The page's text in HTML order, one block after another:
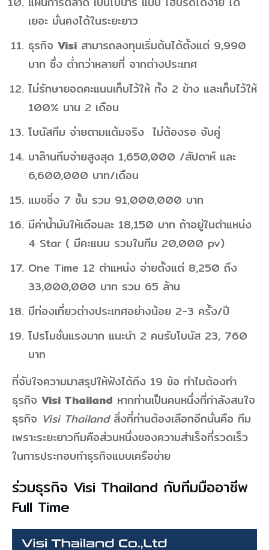
เยอะ มั่นคงได้ในระยะยาว
ธุรกิจ Visi สามารถลงทุนเริ่มต้นได้ตั้งแต่ 9,990
บาท ซึ่ง ต่ำกว่าหลายที่ จากต่างประเทศ
ไม่รักษายอดคะแนนเก็บไว้ให้ ทั้ง 2 ข้าง และเก็บไว้ให้
100% นาน 2 เดือน
โบนัสทีม จ่ายตามแต้มจริง ไม่ต้องรอ จับคู่
บาล๊านทีมจ่ายสูงสุด 1,650,000 /สัปดาห์​ และ​
6,600,000 บาท/เดือน
แมชชิ่ง 7 ชั้น​ รวม​ 91,000,000 บาท
มีค่าน้ำมันให้เดือนละ 18,150 บาท ถ้าอยู่ในตำแหน่ง
4 Star ( มีคะแนน รวมในทีม 20,000 pv)
One Time 12 ตำแหน่ง​ จ่ายตั้งแต่ 8,250 ถึง
33,000,000 บาท​ รวม​ 65 ล้าน​
มีท่องเที่ยวต่างประเทศอย่างน้อย 2-3 ครั้ง/ปี
โปรโมชั่นแรงมาก แนะนำ 2 คนรับโบนัส 23, 760
บาท
ที่จับใจความมาสรุปให้ฟังได้ถึง 19 ข้อ ทำไมต้องทำ
ธุรกิจ Visi Thailand หากท่านเป็นคนหนึ่งที่กำลังสนใจ
ธุรกิจ Visi Thailandสิ่งที่ท่านต้องเลือกอีกนั่นคือ ทีม
เพราะระยะยาวทีมคือส่วนหนึ่งของความสำเร็จที่รวดเร็ว
ในการประกอบทำธุรกิจแบบเครือข่าย
ร่วมธุรกิจ Visi Thailand กับทีมมืออาชีพ
Full Time